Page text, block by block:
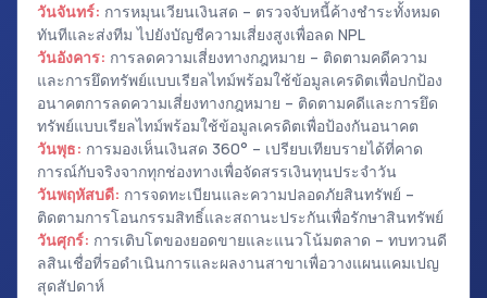
วันจันทร์: การหมุนเวียนเงินสด – ตรวจจับหนี้ค้างชำระทั้งหมด
ทันทีและส่งทีม ไปยังบัญชีความเสี่ยงสูงเพื่อลด NPL
วันอังคาร: การลดความเสี่ยงทางกฎหมาย – ติดตามคดีความ
และการยึดทรัพย์แบบเรียลไทม์พร้อมใช้ข้อมูลเครดิตเพื่อปกป้อง
อนาคตการลดความเสี่ยงทางกฎหมาย – ติดตามคดีและการยึด
ทรัพย์แบบเรียลไทม์พร้อมใช้ข้อมูลเครดิตเพื่อป้องกันอนาคต
วันพุธ: การมองเห็นเงินสด 360° – เปรียบเทียบรายได้ที่คาด
การณ์กับจริงจากทุกช่องทางเพื่อจัดสรรเงินทุนประจำวัน
วันพฤหัสบดี: การจดทะเบียนและความปลอดภัยสินทรัพย์ –
ติดตามการโอนกรรมสิทธิ์และสถานะประกันเพื่อรักษาสินทรัพย์
วันศุกร์: การเติบโตของยอดขายและแนวโน้มตลาด – ทบทวนดี
ลสินเชื่อที่รอดำเนินการและผลงานสาขาเพื่อวางแผนแคมเปญ
สุดสัปดาห์